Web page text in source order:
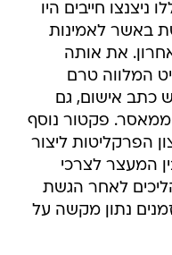
חייבים היו
באשר לאמינות
את אותה
המלווה טרם
כתב אישום, גם
ממאסר. פקטור נוסף
הפרקליטות ליצור
המעצר לצרכי
לאחר הגשת
נתון מקשה על